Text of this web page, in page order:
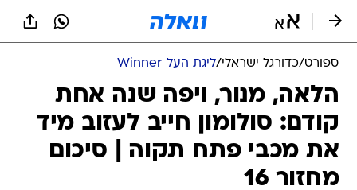
ספורט/כדורגל ישראלי/ליגת העל Winner
הלאה, מנור, ויפה שנה אחת
קודם: סולומון חייב לעזוב מיד
את מכבי פתח תקוה | סיכום
מחזור 16